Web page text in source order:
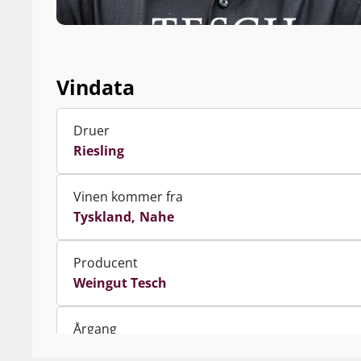
Vindata
Druer
Riesling
Vinen kommer fra
Tyskland Nahe
Producent
Weingut Tesch
Årgang